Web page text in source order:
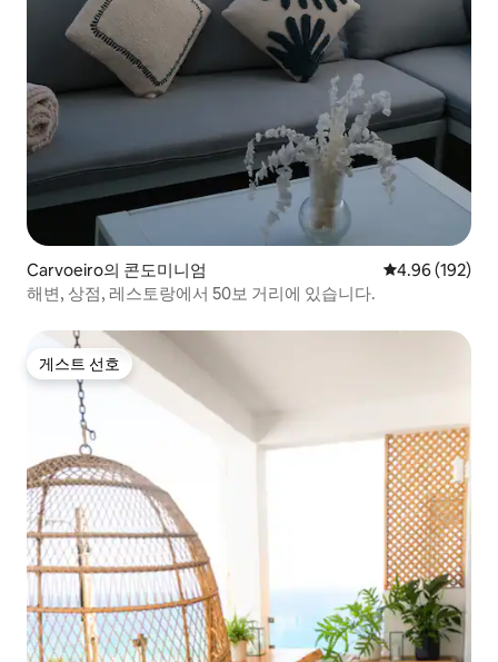
Carvoeiro의 콘도미니엄 평점 4.96점(5
4.96 (192)
해변, 상점, 레스토랑에서 50보 거리에 있습니다.
게스트 선호
게스트 선호